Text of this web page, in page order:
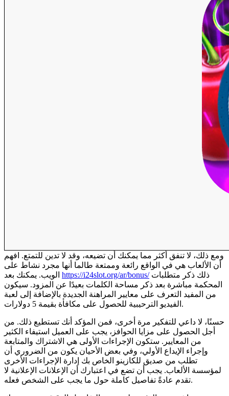
ومع ذلك، لا تنفق أكثر مما يمكنك أن تضيعه، وقد لا تدين للتمتع. افهم
أن الألعاب هي في الواقع رائعة وممتعة طالما أنها مجرد نشاط على
https://i24slot.org/ar/bonus/ذلك ذكر متطلبات
المحكمة مباشرة بعد ذكر مساحة الكلمات بعيدًا عن المزود. سيكون
من المفيد التعرف على معايير المراهنة الجديدة بالإضافة إلى لعبة
الفيديو الترحيبية للحصول على مكافأة بقيمة 5 دولارات.
حسنًا، لا داعي للتفكير مرة أخرى، فمن المؤكد أنك تستطيع ذلك. من
أجل الحصول على مزايا الحوافز، يجب على العميل استيفاء الكثير
من المعايير. ستكون الإجراءات الأولى هي الاشتراك والمتابعة
وإجراء الإيداع الأولي، وفي بعض الأحيان يكون من الضروري أن
تطلب من صديق للكازينو الخاص بك إدارة الإجراءات الأخرى
لمؤسسة الألعاب. يجب أن تضع في اعتبارك أن الإعلانات الإعلانية لا
تقدم عادةً تفاصيل كاملة حول ما يجب على الشخص فعله.